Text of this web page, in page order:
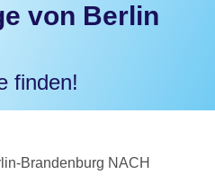
von Berlin
finden!
Brandenburg NACH